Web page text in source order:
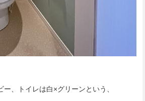
ー、トイレは白×グリーンという、